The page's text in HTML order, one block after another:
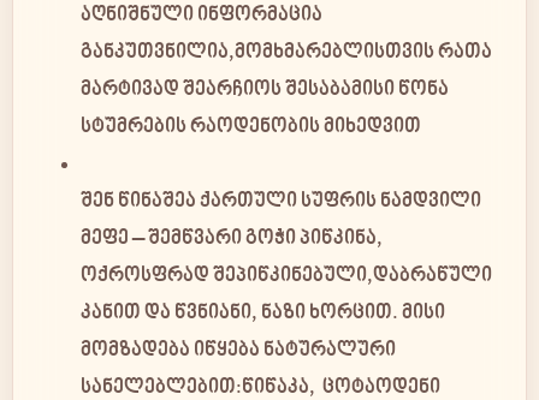
აღნიშნული ინფორმაცია
განკუთვნილია,მომხმარებლისთვის რათა
მარტივად შეარჩიოს შესაბამისი წონა
სტუმრების რაოდენობის მიხედვით
შენ წინაშეა ქართული სუფრის ნამდვილი
მეფე –შემწვარი გოჭი პიწკინა,
ოქროსფრად შეპიწკინებული,დაბრაწული
კანით და წვნიანი, ნაზი ხორცით. მისი
მომზადება იწყება ნატურალური
სანელებლებით:წიწაკა, ცოტაოდენი